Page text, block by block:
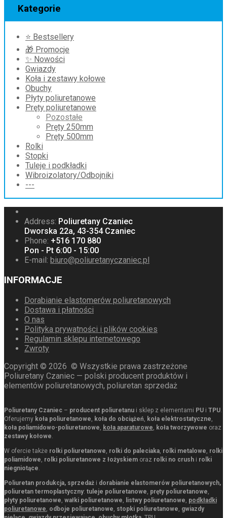
Kategorie
⭐ Bestsellery
🎁 Promocje
✨ Nowości
Gwiazdy
Koła i zestawy kołowe
Obuchy
Płyty poliuretanowe
Pręty poliuretanowe
Pozostałe
Pręty 250mm
Pręty 500mm
Rolki
Stopki
Tuleje i podkładki
Wibroizolatory/Odbojniki
---
Address: Poliuretany Czaniec
Dworska 22a, 43-354 Czaniec
Phone: +516 170 880
Pon - Pt 6:00 - 15:00
E-mail: biuro@poliuretanyczaniec.pl
INFORMACJE
Dorabianie elastomerów poliuretanowych
Dostawa i płatności
O nas
Polityka prywatności i plików cookies
Regulamin sklepu internetowego
Zwroty
Copyright © 2026 © Wszystkie prawa zastrzeżone
Poliuretany Czaniec — polski producent produktów i
elementów poliuretanowych, poliuretan sprzedaż
Poliuretany Czaniec – producent poliuretanu i sklep z elementami PU i TPU
Oferujemy koła poliuretanowe koła do obciążeń koła elektrostatyczne
koła poliamidowo-poliuretanowe
koła aparaturowe koła tworzywowe oraz
zestawy kołowe
W ofercie także rolki poliuretanowe rolki do paleciaka rolki metalowe rolki
poliamidowe rolki poliuretanowe z łożyskiem oraz rolki no crush i rolki
niegniotące
Poliuretan produkcja, sprzedaż i dorabianie elastomerów poliuretanowych,
poliuretan termoplastyczny: tuleje poliuretanowe pręty poliuretanowe
płyty poliuretanowe wałki poliuretanowe listwy poliuretanowe podkładki
poliuretanowe odboje poliuretanowe stopki poliuretanowe gwiazdy